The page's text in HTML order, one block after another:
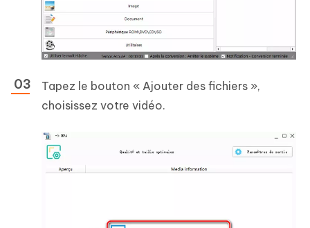
Tapez le bouton « Ajouter des fichiers »,
choisissez votre vidéo.